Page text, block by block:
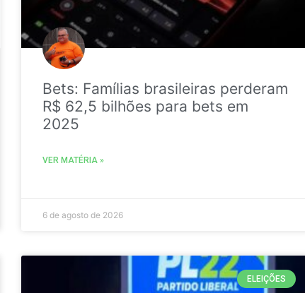
Bets: Famílias brasileiras perderam
R$ 62,5 bilhões para bets em
2025
VER MATÉRIA »
6 de agosto de 2026
ELEIÇÕES